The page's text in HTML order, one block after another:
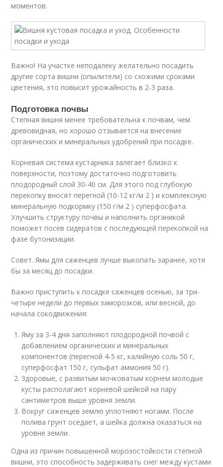
моментов.
Важно! На участке неподалеку желательно посадить
другие сорта вишни (опылители) со схожими сроками
цветения, это повысит урожайность в 2-3 раза.
Подготовка почвы
Степная вишня менее требовательна к почвам, чем
древовидная, но хорошо отзывается на внесение
органических и минеральных удобрений при посадке.
Корневая система кустарника залегает близко к
поверхности, поэтому достаточно подготовить
плодородный слой 30-40 см. Для этого под глубокую
перекопку вносят перегной (10-12 кг/м 2 ) и комплексную
минеральную подкормку (150 г/м 2 ) суперфосфата.
Улучшить структуру почвы и наполнить органикой
поможет посев сидератов с последующей перекопкой на
фазе бутонизации.
Совет. Ямы для саженцев лучше выкопать заранее, хотя
бы за месяц до посадки.
Важно приступить к посадке саженцев осенью, за три-
четыре недели до первых заморозков, или весной, до
начала сокодвижения:
Яму за 3-4 дня заполняют плодородной почвой с
добавлением органических и минеральных
компонентов (перегной 4-5 кг, калийную соль 50 г,
суперфосфат 150 г, сульфат аммония 50 г).
Здоровые, с развитым мочковатым корнем молодые
кусты располагают корневой шейкой на пару
сантиметров выше уровня земли.
Вокруг саженцев землю уплотняют ногами. После
полива грунт оседает, а шейка должна оказаться на
уровне земли.
Одна из причин повышенной морозостойкости степной
вишни, это способность задерживать снег между кустами